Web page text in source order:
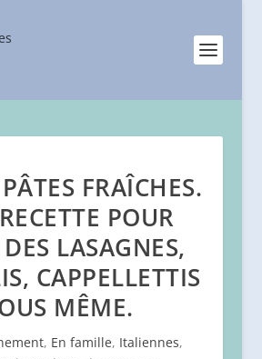
FRAÎCHES.
POUR
LASAGNES,
CAPPELLETTIS
MÊME.
, En famille, Italiennes,